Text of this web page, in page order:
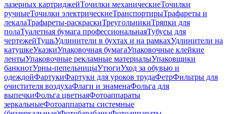
лазерных картриджейТочилки механическиеТочилки
ручныеТочилки электрическиеТранспортирыТрафареты и
лекалаТрафареты-раскраскиТреугольникиТряпки для
полаТуалетная бумага профессиональнаяТубусы для
чертежейТушьУдлинители в бухтах и на рамкахУдлинители на
катушкеУказкиУпаковочная бумагаУпаковочные клейкие
лентыУпаковочные рекламные материалыУпаковщики
банкнотУрны-пепельницыУтюгиУход за обувью и
одеждойФартукиФартуки для уроков трудаФетрФильтры для
очистителя воздухаФлаги и знаменаФольга для
выпечкиФольга цветнаяФотоаппараты
зеркальныеФотоаппараты системные